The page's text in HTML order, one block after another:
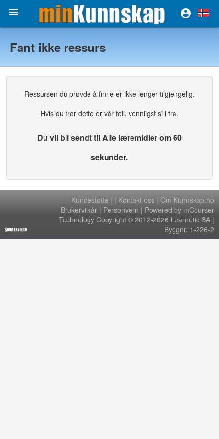


Fant ikke ressurs
Ressursen du prøvde å finne er ikke lenger tilgjengelig.
Hvis du tror dette er vår feil, vennligst si i fra.
Du vil bli sendt til Alle læremidler om 60
sekunder.
Kundestøtte | | Kontakt oss | Om Kunnskap.no
Brukervilkår | Personvern | Powered by mCourser
Technology Copyright © 2012-2026 Learnetic SA |
Byggnr. 1-226-2